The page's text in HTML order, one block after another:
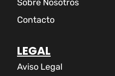
Sobre Nosotros
Contacto
LEGAL
Aviso Legal